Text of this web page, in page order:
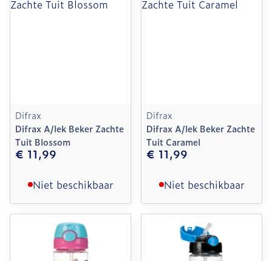
Difrax
Difrax A/lek Beker Zachte
Tuit Blossom
€ 11,99
Niet beschikbaar
Difrax
Difrax A/lek Beker Zachte
Tuit Caramel
€ 11,99
Niet beschikbaar